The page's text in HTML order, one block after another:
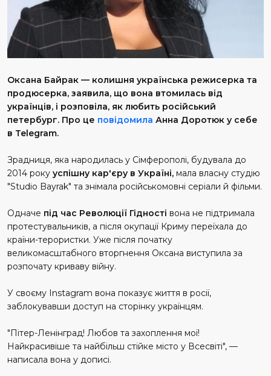
Оксана Байрак — колишня українська режисерка та
продюсерка, заявила, що вона втомилась від
українців, і розповіла, як любить російський
петербург. Про це повідомила Анна Доротюк у себе
в Telegram.
Зрадниця, яка народилась у Сімферополі, будувала до
2014 року успішну кар'єру в Україні, мала власну студію
"Studio Bayrak" та знімала російськомовні серіали й фільми.
Одначе під час Революції Гідності вона не підтримала
протестувальників, а після окупації Криму переїхала до
країни-терористки. Уже після початку
великомасштабного вторгнення Оксана виступила за
розпочату криваву війну.
У своєму Instagram вона показує життя в росії,
заблокувавши доступ на сторінку українцям.
"Пітер-Ленінград! Любов та захоплення мої!
Найкрасивіше та найбільш стійке місто у Всесвіті", —
написала вона у дописі.